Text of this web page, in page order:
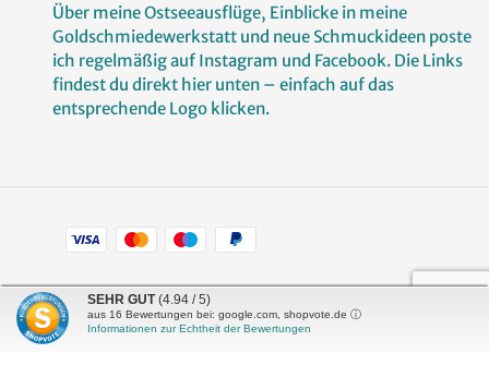
Über meine Ostseeausflüge, Einblicke in meine
Goldschmiedewerkstatt und neue Schmuckideen poste
ich regelmäßig auf Instagram und Facebook. Die Links
findest du direkt hier unten – einfach auf das
entsprechende Logo klicken.
Zahlungsarten
FacebookPinterestInstagram
Shop erstellt mit
Besuche uns auch auf lieber-
SEHR GUT (4.94 / 5)
aus 16 Bewertungen bei: google.com, shopvote.de ⓘ
Informationen zur Echtheit der Bewertungen